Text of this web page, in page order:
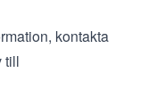
kontakta
till